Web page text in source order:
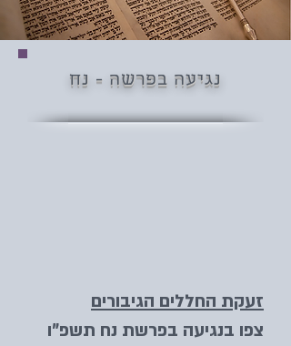
נגיעה בפרשה - נח
זעקת החללים הגיבורים
צפו בנגיעה בפרשת נח תשפ"ו